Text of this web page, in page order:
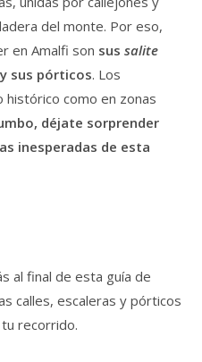
del monte. Por eso,
en Amalfi son sussalite
sus pórticos. Los
histórico como en zonas
déjate sorprender
inesperadas de esta
al final de esta guía de
calles, escaleras y pórticos
recorrido.